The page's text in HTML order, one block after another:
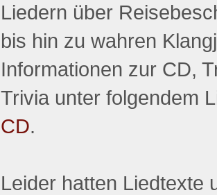
Liedern über
bis hin zu wahren
Informationen zur CD,
Trivia unter folgendem
CD.
Leider hatten Liedtexte